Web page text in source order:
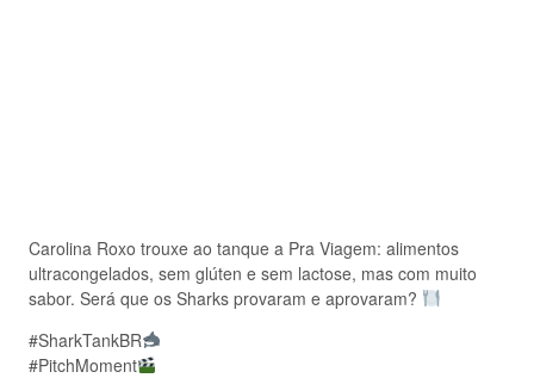
Carolina Roxo trouxe ao tanque a Pra Viagem: alimentos
ultracongelados, sem glúten e sem lactose, mas com muito
sabor. Será que os Sharks provaram e aprovaram?
#SharkTankBR
#PitchMoment